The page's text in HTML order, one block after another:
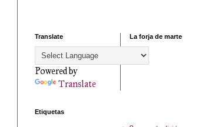
Translate
Powered by
Translate
La forja de marte
Etiquetas